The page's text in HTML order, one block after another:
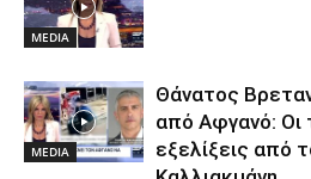
MEDIA
MEDIA
Θάνατος
από Αφγανό: Οι
εξελίξεις από